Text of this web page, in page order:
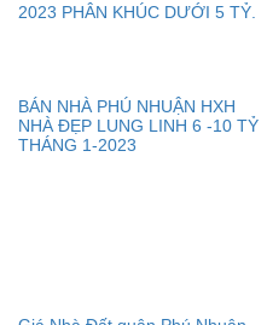
2023 PHÂN KHÚC DƯỚI 5 TỶ.
BÁN NHÀ PHÚ NHUẬN HXH
NHÀ ĐẸP LUNG LINH 6 -10 TỶ
THÁNG 1-2023